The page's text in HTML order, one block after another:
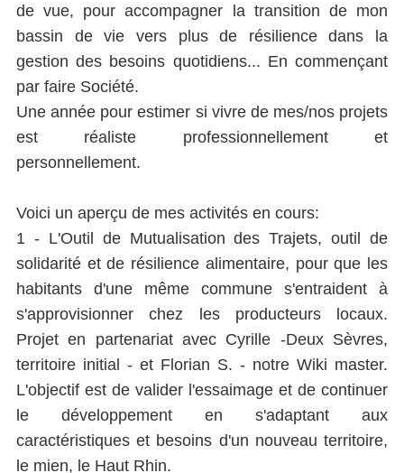
de vue, pour accompagner la transition de mon
bassin de vie vers plus de résilience dans la
gestion des besoins quotidiens... En commençant
par faire Société.
Une année pour estimer si vivre de mes/nos projets
est réaliste professionnellement et
personnellement.
Voici un aperçu de mes activités en cours:
1 - L'Outil de Mutualisation des Trajets, outil de
solidarité et de résilience alimentaire, pour que les
habitants d'une même commune s'entraident à
s'approvisionner chez les producteurs locaux.
Projet en partenariat avec Cyrille -Deux Sèvres,
territoire initial - et Florian S. - notre Wiki master.
L'objectif est de valider l'essaimage et de continuer
le développement en s'adaptant aux
caractéristiques et besoins d'un nouveau territoire,
le mien, le Haut Rhin.